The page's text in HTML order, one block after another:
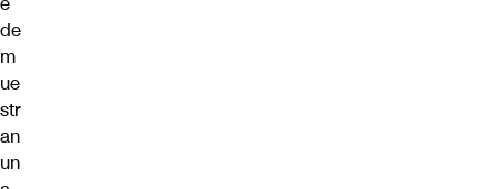
de
m
ue
str
an
un